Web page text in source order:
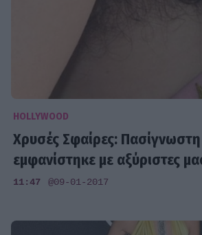
HOLLYWOOD
Χρυσές Σφαίρες:
εμφανίστηκε με αξύριστες
11:47 @09-01-2017